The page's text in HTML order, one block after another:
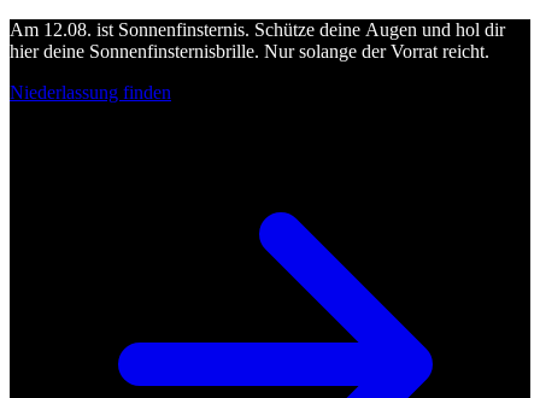
Am 12.08. ist Sonnenfinsternis. Schütze deine Augen und hol dir
hier deine Sonnenfinsternisbrille. Nur solange der Vorrat reicht.
Niederlassung finden